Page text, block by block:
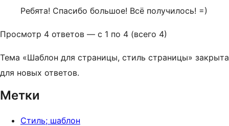
Ребята! Спасибо большое! Всё получилось! =)
Просмотр 4 ответов — с 1 по 4 (всего 4)
Тема «Шаблон для страницы, стиль страницы» закрыта
для новых ответов.
Метки
Стиль; шаблон